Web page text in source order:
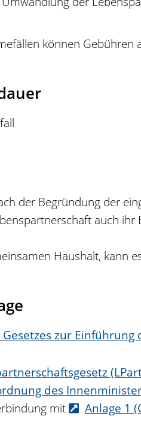
können Gebühren
der Begründung der
auch ihr
Haushalt, kann
zur
des
mit Anlage 1